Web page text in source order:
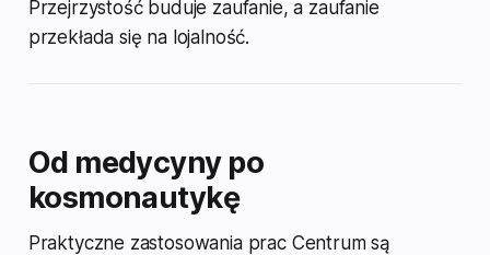
Przejrzystość buduje zaufanie, a zaufanie
przekłada się na lojalność.
Od medycyny po
kosmonautykę
Praktyczne zastosowania prac Centrum są